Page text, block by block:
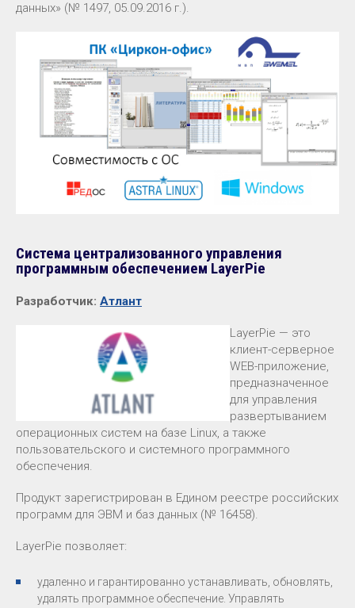
данных» (№ 1497, 05.09.2016 г.).
Cистема централизованного управления
программным обеспечением LayerPie
Разработчик: Атлант
LayerPie — это
клиент-серверное
WEB-приложение,
предназначенное
для управления
развертыванием
операционных систем на базе Linux, а также
пользовательского и системного программного
обеспечения.
Продукт зарегистрирован в Едином реестре российских
программ для ЭВМ и баз данных (№ 16458).
LayerPie позволяет:
удаленно и гарантированно устанавливать, обновлять,
удалять программное обеспечение. Управлять